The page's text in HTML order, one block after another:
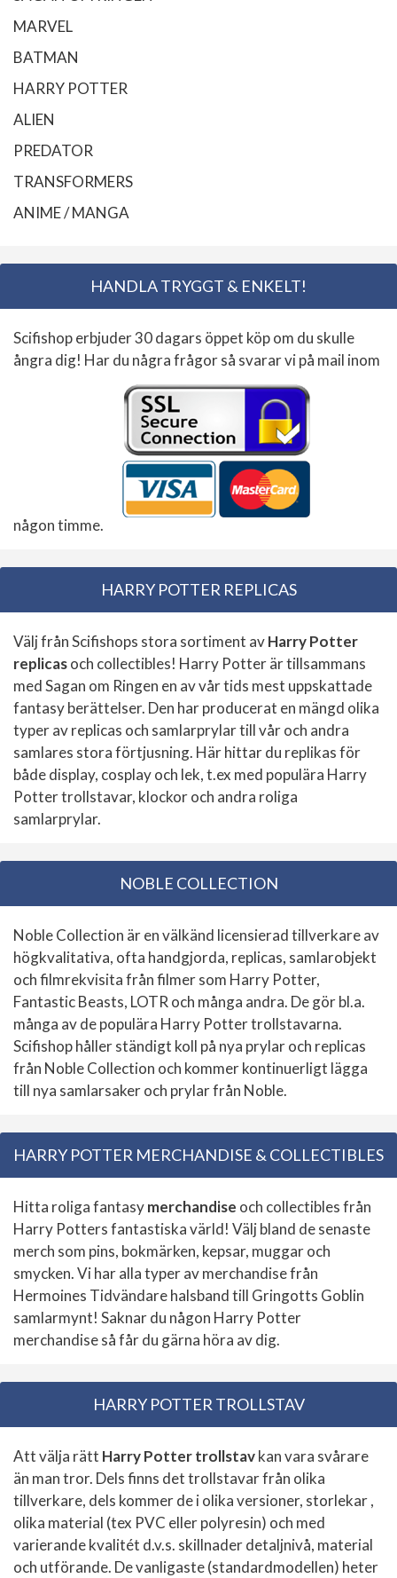
MARVEL
BATMAN
HARRY POTTER
ALIEN
PREDATOR
TRANSFORMERS
ANIME / MANGA
HANDLA TRYGGT & ENKELT!
Scifishop erbjuder 30 dagars öppet köp om du skulle
ångra dig! Har du några frågor så svarar vi på mail inom
någon timme.
HARRY POTTER REPLICAS
Välj från Scifishops stora sortiment avHarry Potter
replicasoch collectibles! Harry Potter är tillsammans
med Sagan om Ringen en av vår tids mest uppskattade
fantasy berättelser. Den har producerat en mängd olika
typer av replicas och samlarprylar till vår och andra
samlares stora förtjusning. Här hittar du replikas för
både display, cosplay och lek, t.ex med populära Harry
Potter trollstavar, klockor och andra roliga
samlarprylar.
NOBLE COLLECTION
Noble Collection är en välkänd licensierad tillverkare av
högkvalitativa, ofta handgjorda, replicas, samlarobjekt
och filmrekvisita från filmer som Harry Potter,
Fantastic Beasts, LOTR och många andra. De gör bl.a.
många av de populära Harry Potter trollstavarna.
Scifishop håller ständigt koll på nya prylar och replicas
från Noble Collection och kommer kontinuerligt lägga
till nya samlarsaker och prylar från Noble.
HARRY POTTER MERCHANDISE & COLLECTIBLES
Hitta roliga fantasymerchandise och collectibles från
Harry Potters fantastiska värld! Välj bland de senaste
merch som pins, bokmärken, kepsar, muggar och
smycken. Vi har alla typer av merchandise från
Hermoines Tidvändare halsband till Gringotts Goblin
samlarmynt! Saknar du någon Harry Potter
merchandise så får du gärna höra av dig.
HARRY POTTER TROLLSTAV
Att välja rätt Harry Potter trollstavkan vara svårare
än man tror. Dels finns det trollstavar från olika
tillverkare, dels kommer de i olika versioner, storlekar ,
olika material (tex PVC eller polyresin) och med
varierande kvalitét d.v.s. skillnader detaljnivå, material
och utförande. De vanligaste (standardmodellen) heter